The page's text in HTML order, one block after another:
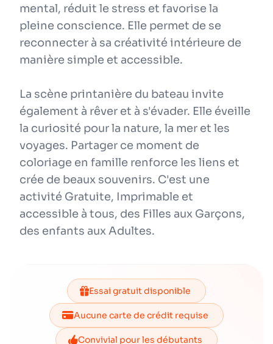
mental, réduit le stress et favorise la
pleine conscience. Elle permet de se
reconnecter à sa créativité intérieure de
manière simple et accessible.
La scène printanière du bateau invite
également à rêver et à s'évader. Elle éveille
la curiosité pour la nature, la mer et les
voyages. Partager ce moment de
coloriage en famille renforce les liens et
crée de beaux souvenirs. C'est une
activité Gratuite, Imprimable et
accessible à tous, des Filles aux Garçons,
des enfants aux Adultes.
Essai gratuit disponible
Aucune carte de crédit requise
Convivial pour les débutants